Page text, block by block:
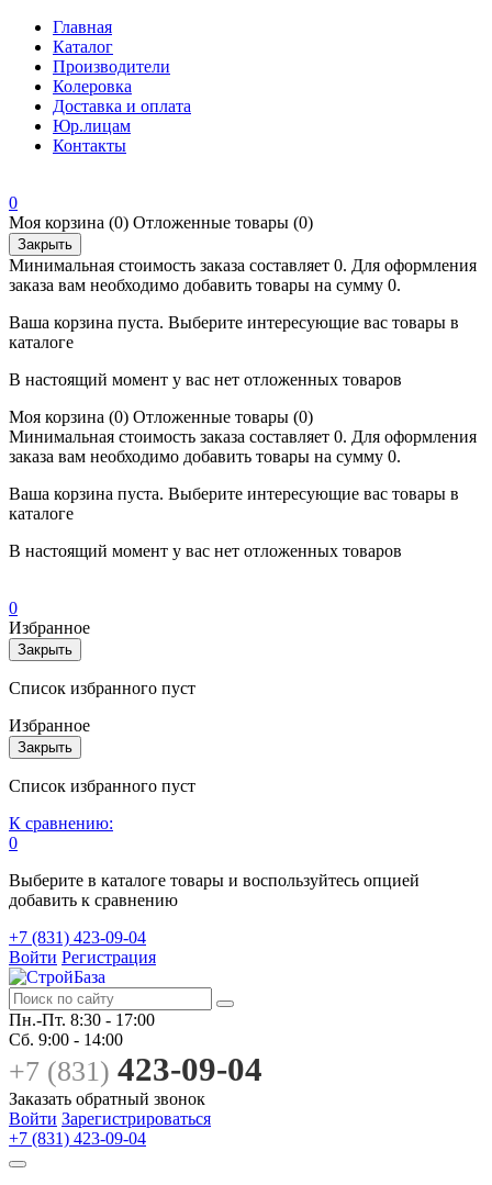
Главная
Каталог
Производители
Колеровка
Доставка и оплата
Юр.лицам
Контакты
0
Моя корзина (0) Отложенные товары (0)
Закрыть
Минимальная стоимость заказа составляет 0. Для оформления
заказа вам необходимо добавить товары на сумму 0.
Ваша корзина пуста. Выберите интересующие вас товары в
каталоге
В настоящий момент у вас нет отложенных товаров
Моя корзина (0) Отложенные товары (0)
Минимальная стоимость заказа составляет 0. Для оформления
заказа вам необходимо добавить товары на сумму 0.
Ваша корзина пуста. Выберите интересующие вас товары в
каталоге
В настоящий момент у вас нет отложенных товаров
0
Избранное
Закрыть
Список избранного пуст
Избранное
Закрыть
Список избранного пуст
К сравнению:
0
Выберите в каталоге товары и воспользуйтесь опцией
добавить к сравнению
+7 (831) 423-09-04
Войти Регистрация
Пн.-Пт. 8:30 - 17:00
Сб. 9:00 - 14:00
+7 (831) 423-09-04
Заказать обратный звонок
Войти Зарегистрироваться
+7 (831) 423-09-04